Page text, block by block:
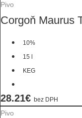
Pivo
Corgoň Maurus
10%
15 l
KEG
28.21€ bez DPH
Pivo